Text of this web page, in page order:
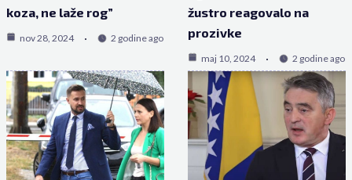
koza, ne laže rog”
nov 28, 2024 2 godine ago
žustro reagovalo na
prozivke
maj 10, 2024 2 godine ago